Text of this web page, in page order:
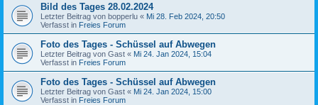
Bild des Tages 28.02.2024
Letzter Beitrag von bopperlu « Mi 28. Feb 2024, 20:50
Verfasst in Freies Forum
Foto des Tages - Schüssel auf Abwegen
Letzter Beitrag von Gast « Mi 24. Jan 2024, 15:04
Verfasst in Freies Forum
Foto des Tages - Schüssel auf Abwegen
Letzter Beitrag von Gast « Mi 24. Jan 2024, 15:00
Verfasst in Freies Forum